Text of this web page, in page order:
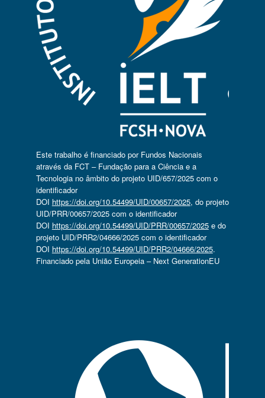
Este trabalho é financiado por Fundos Nacionais
através da FCT – Fundação para a Ciência e a
Tecnologia no âmbito do projeto UID/657/2025 com o
identificador
DOI https://doi.org/10.54499/UID/00657/2025, do projeto
UID/PRR/00657/2025 com o identificador
DOI https://doi.org/10.54499/UID/PRR/00657/2025e do
projeto UID/PRR2/04666/2025 com o identificador
DOI https://doi.org/10.54499/UID/PRR2/04666/2025.
Financiado pela União Europeia – Next GenerationEU